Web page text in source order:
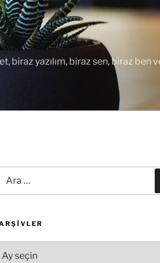
biraz yazılım, biraz sen, biraz ben